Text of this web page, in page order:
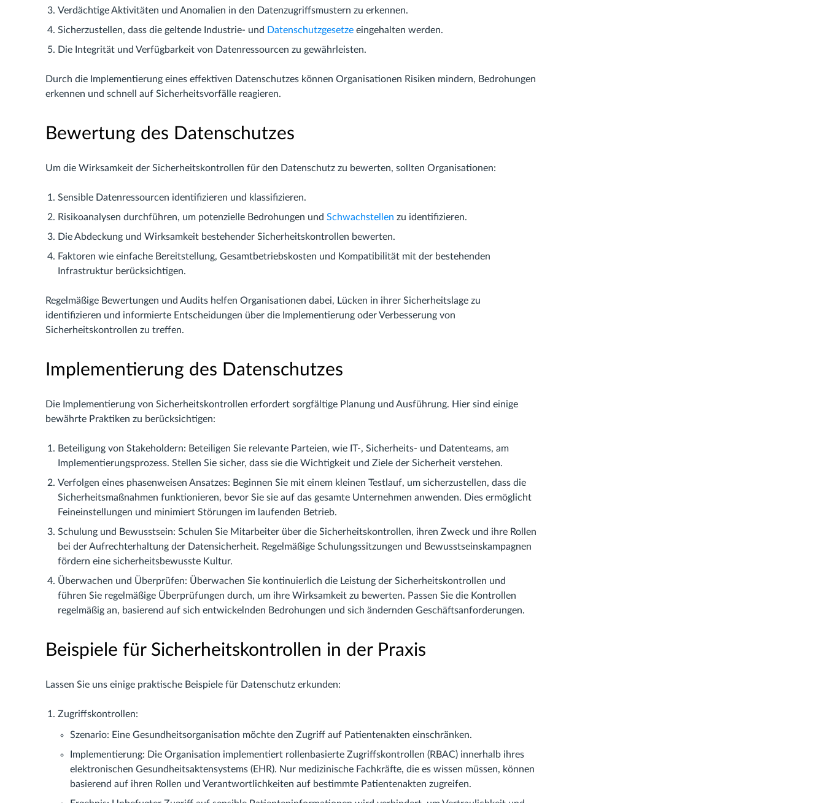
Verdächtige Aktivitäten und Anomalien in den Datenzugriffsmustern zu erkennen.
Sicherzustellen, dass die geltende Industrie- und Datenschutzgesetze eingehalten werden.
Die Integrität und Verfügbarkeit von Datenressourcen zu gewährleisten.
Durch die Implementierung eines effektiven Datenschutzes können Organisationen Risiken mindern, Bedrohungen
erkennen und schnell auf Sicherheitsvorfälle reagieren.
Bewertung des Datenschutzes
Um die Wirksamkeit der Sicherheitskontrollen für den Datenschutz zu bewerten, sollten Organisationen:
Sensible Datenressourcen identifizieren und klassifizieren.
Risikoanalysen durchführen, um potenzielle Bedrohungen und Schwachstellen zu identifizieren.
Die Abdeckung und Wirksamkeit bestehender Sicherheitskontrollen bewerten.
Faktoren wie einfache Bereitstellung, Gesamtbetriebskosten und Kompatibilität mit der bestehenden
Infrastruktur berücksichtigen.
Regelmäßige Bewertungen und Audits helfen Organisationen dabei, Lücken in ihrer Sicherheitslage zu
identifizieren und informierte Entscheidungen über die Implementierung oder Verbesserung von
Sicherheitskontrollen zu treffen.
Implementierung des Datenschutzes
Die Implementierung von Sicherheitskontrollen erfordert sorgfältige Planung und Ausführung. Hier sind einige
bewährte Praktiken zu berücksichtigen:
Beteiligung von Stakeholdern: Beteiligen Sie relevante Parteien, wie IT-, Sicherheits- und Datenteams, am
Implementierungsprozess. Stellen Sie sicher, dass sie die Wichtigkeit und Ziele der Sicherheit verstehen.
Verfolgen eines phasenweisen Ansatzes: Beginnen Sie mit einem kleinen Testlauf, um sicherzustellen, dass die
Sicherheitsmaßnahmen funktionieren, bevor Sie sie auf das gesamte Unternehmen anwenden. Dies ermöglicht
Feineinstellungen und minimiert Störungen im laufenden Betrieb.
Schulung und Bewusstsein: Schulen Sie Mitarbeiter über die Sicherheitskontrollen, ihren Zweck und ihre Rollen
bei der Aufrechterhaltung der Datensicherheit. Regelmäßige Schulungssitzungen und Bewusstseinskampagnen
fördern eine sicherheitsbewusste Kultur.
Überwachen und Überprüfen: Überwachen Sie kontinuierlich die Leistung der Sicherheitskontrollen und
führen Sie regelmäßige Überprüfungen durch, um ihre Wirksamkeit zu bewerten. Passen Sie die Kontrollen
regelmäßig an, basierend auf sich entwickelnden Bedrohungen und sich ändernden Geschäftsanforderungen.
Beispiele für Sicherheitskontrollen in der Praxis
Lassen Sie uns einige praktische Beispiele für Datenschutz erkunden:
Zugriffskontrollen:
Szenario: Eine Gesundheitsorganisation möchte den Zugriff auf Patientenakten einschränken.
Implementierung: Die Organisation implementiert rollenbasierte Zugriffskontrollen (RBAC) innerhalb ihres
elektronischen Gesundheitsaktensystems (EHR). Nur medizinische Fachkräfte, die es wissen müssen, können
basierend auf ihren Rollen und Verantwortlichkeiten auf bestimmte Patientenakten zugreifen.